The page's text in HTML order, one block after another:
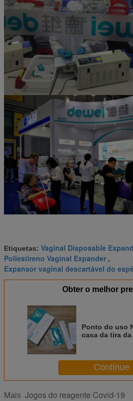
Etiquetas: Vaginal Disposable
Poliestireno Vaginal Expander ,
Expansor vaginal descartável do
Obter o melhor
Ponto do uso
casa da tira
Continue
Mais Jogos do reagente Covid-19